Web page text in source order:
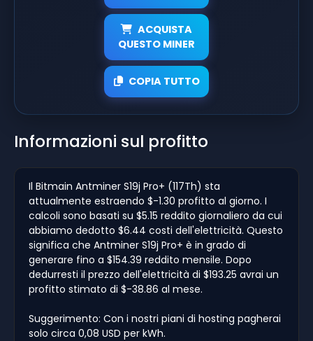
ACQUISTA
QUESTO MINER
COPIA TUTTO
Informazioni sul profitto
Il Bitmain Antminer S19j Pro+ (117Th) sta
attualmente estraendo $-1.30 profitto al giorno. I
calcoli sono basati su $5.15 reddito giornaliero da cui
abbiamo dedotto $6.44 costi dell'elettricità. Questo
significa che Antminer S19j Pro+ è in grado di
generare fino a $154.39 reddito mensile. Dopo
dedurresti il prezzo dell'elettricità di $193.25 avrai un
profitto stimato di $-38.86 al mese.
Suggerimento: Con i nostri piani di hosting pagherai
solo circa 0,08 USD per kWh.